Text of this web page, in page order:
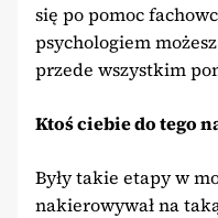
się po pomoc
psychologiem
przede wszystkim
Ktoś ciebie do tego
Były takie etapy w
nakierowywał na